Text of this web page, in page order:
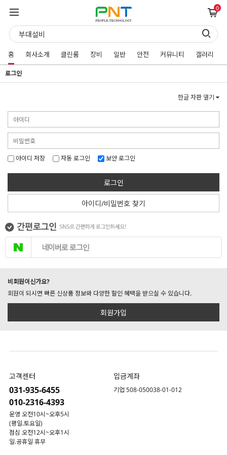
0
홈 회사소개 클린룸 장비 일반 안전 커뮤니티 갤러리
로그인
한글 자판 열기
아이디 저장 자동 로그인 보안 로그인
로그인
아이디/비밀번호 찾기
네이버로 로그인
비회원이신가요?
회원이 되시면 빠른 신상품 정보와 다양한 할인 혜택을 받으실 수 있습니다.
회원가입
고객센터
031-935-6455
010-2316-4393
운영 오전10시~오후5시
(평일.토요일)
점심 오전12시~오후1시
일.공휴일 휴무
입금계좌
기업 508-050038-01-012